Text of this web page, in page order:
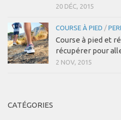
20 DÉC, 2015
COURSE À PIED /
Course à pied et
récupérer pour
2 NOV, 2015
CATÉGORIES